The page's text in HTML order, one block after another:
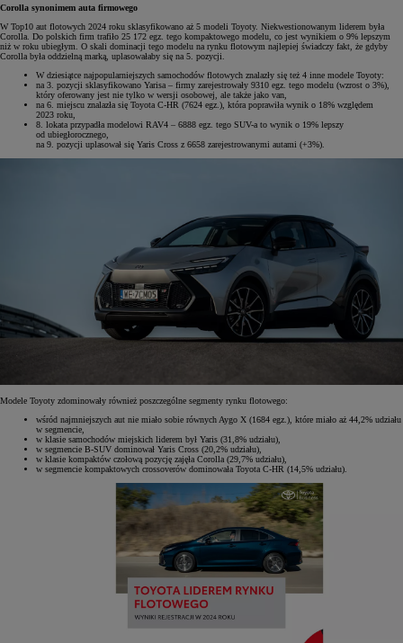
Corolla synonimem auta firmowego
W Top10 aut flotowych 2024 roku sklasyfikowano aż 5 modeli Toyoty. Niekwestionowanym liderem była
Corolla. Do polskich firm trafiło 25 172 egz. tego kompaktowego modelu, co jest wynikiem o 9% lepszym
niż w roku ubiegłym. O skali dominacji tego modelu na rynku flotowym najlepiej świadczy fakt, że gdyby
Corolla była oddzielną marką, uplasowałaby się na 5. pozycji.
W dziesiątce najpopularniejszych samochodów flotowych znalazły się też 4 inne modele Toyoty:
na 3. pozycji sklasyfikowano Yarisa – firmy zarejestrowały 9310 egz. tego modelu (wzrost o 3%),
który oferowany jest nie tylko w wersji osobowej, ale także jako van,
na 6. miejscu znalazła się Toyota C-HR (7624 egz.), która poprawiła wynik o 18% względem
2023 roku,
8. lokata przypadła modelowi RAV4 – 6888 egz. tego SUV-a to wynik o 19% lepszy
od ubiegłorocznego,
na 9. pozycji uplasował się Yaris Cross z 6658 zarejestrowanymi autami (+3%).
Modele Toyoty zdominowały również poszczególne segmenty rynku flotowego:
wśród najmniejszych aut nie miało sobie równych Aygo X (1684 egz.), które miało aż 44,2% udziału
w segmencie,
w klasie samochodów miejskich liderem był Yaris (31,8% udziału),
w segmencie B-SUV dominował Yaris Cross (20,2% udziału),
w klasie kompaktów czołową pozycję zajęła Corolla (29,7% udziału),
w segmencie kompaktowych crossoverów dominowała Toyota C-HR (14,5% udziału).